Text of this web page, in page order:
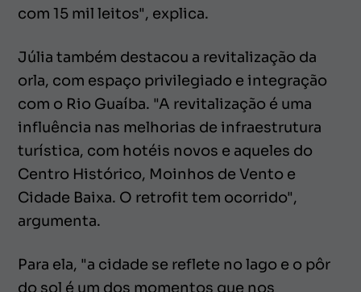
com 15 mil leitos", explica.
Júlia também destacou a revitalização da
orla, com espaço privilegiado e integração
com o Rio Guaíba. "A revitalização é uma
influência nas melhorias de infraestrutura
turística, com hotéis novos e aqueles do
Centro Histórico, Moinhos de Vento e
Cidade Baixa. O retrofittem ocorrido",
argumenta.
Para ela, "a cidade se reflete no lago e o pôr
do sol é um dos momentos que nos